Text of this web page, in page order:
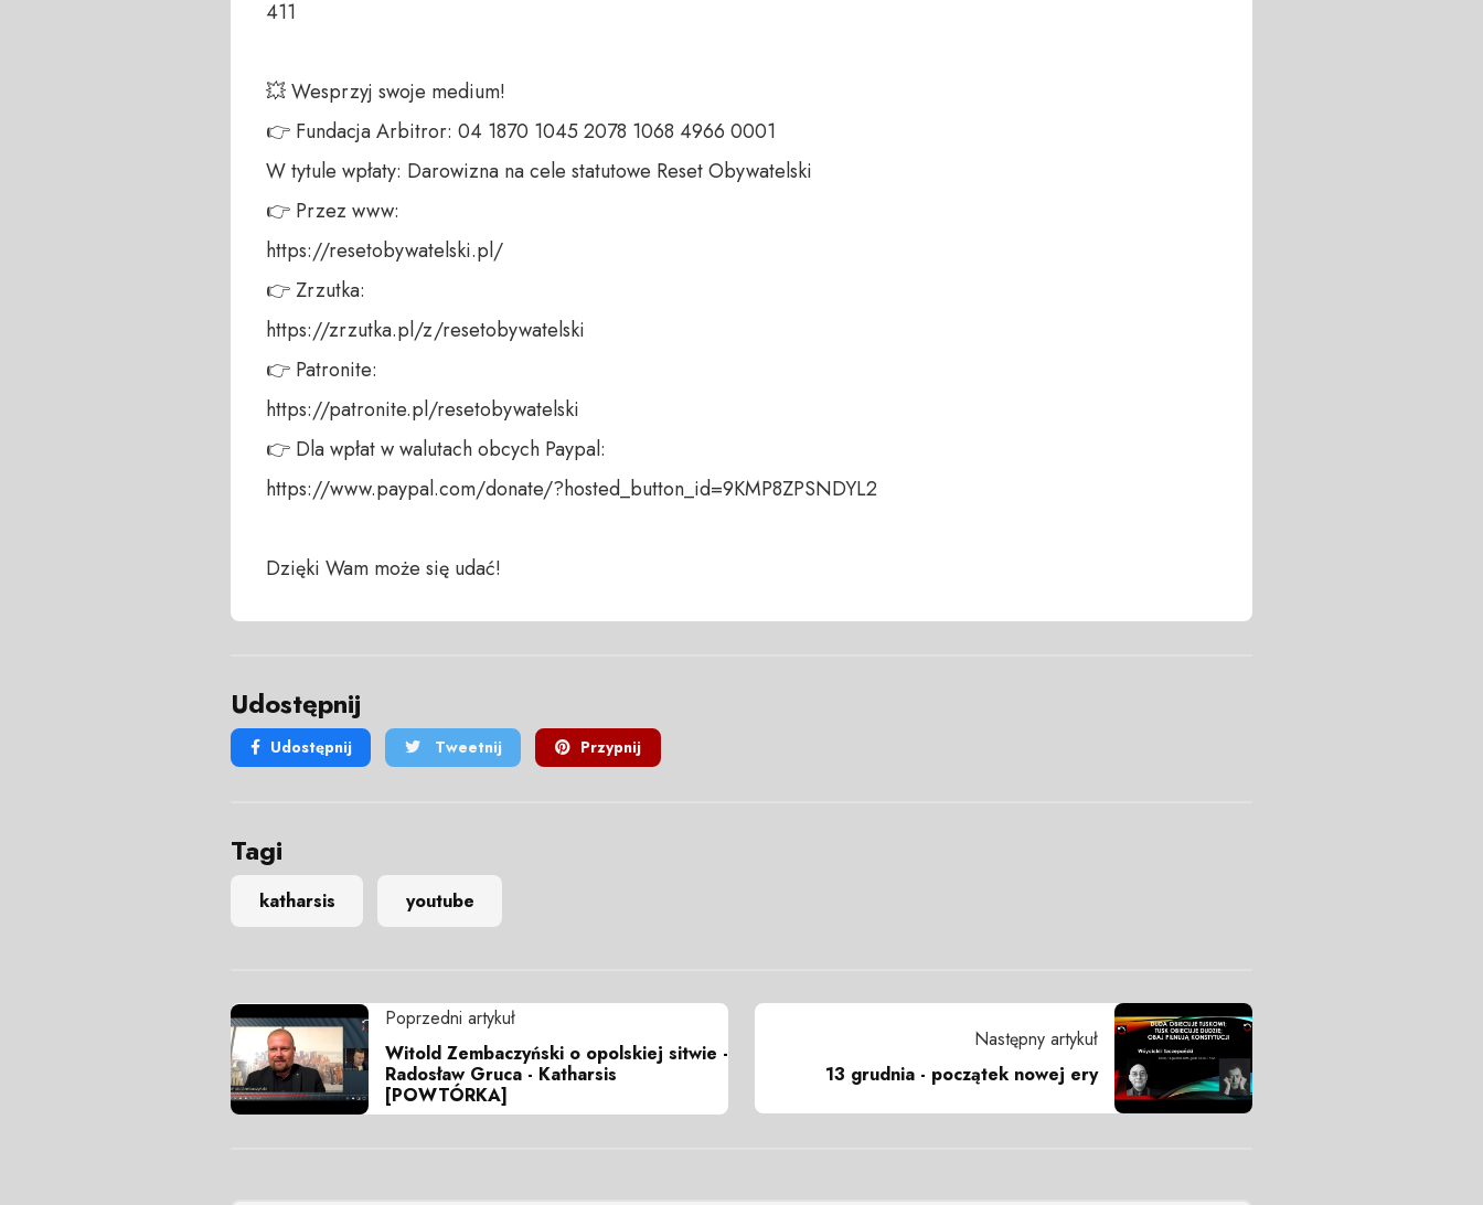
411
💥 Wesprzyj swoje medium!
👉 Fundacja Arbitror: 04 1870 1045 2078 1068 4966 0001
W tytule wpłaty: Darowizna na cele statutowe Reset Obywatelski
👉 Przez www:
https://resetobywatelski.pl/
👉 Zrzutka:
https://zrzutka.pl/z/resetobywatelski
👉 Patronite:
https://patronite.pl/resetobywatelski
👉 Dla wpłat w walutach obcych Paypal:
https://www.paypal.com/donate/?hosted_button_id=9KMP8ZPSNDYL2
Dzięki Wam może się udać!
Udostępnij
Udostępnij Tweetnij Przypnij
Tagi
katharsis youtube
Poprzedni artykuł
Witold Zembaczyński o opolskiej sitwie -
Radosław Gruca - Katharsis
[POWTÓRKA]
Następny artykuł
13 grudnia - początek nowej ery